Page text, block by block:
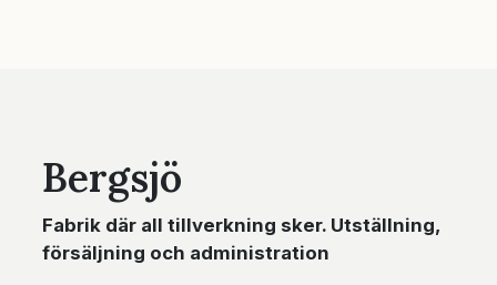
Bergsjö
Fabrik där all tillverkning sker. Utställning,
försäljning och administration